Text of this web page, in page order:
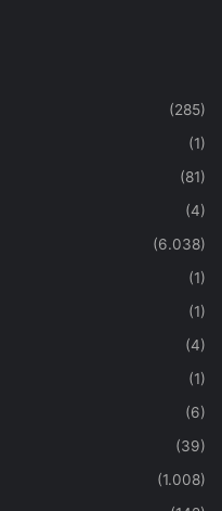
(285)
(1)
(81)
(4)
(6.038)
(1)
(1)
(4)
(1)
(6)
(39)
(1.008)